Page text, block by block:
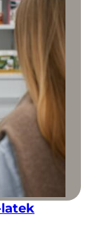
latek